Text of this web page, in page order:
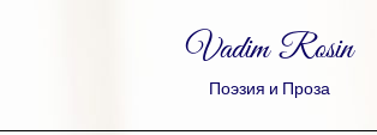
Vadim Rosin
Поэзия и Проза